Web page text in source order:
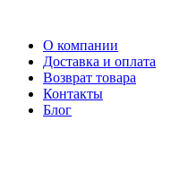
О компании
Доставка и оплата
Возврат товара
Контакты
Блог